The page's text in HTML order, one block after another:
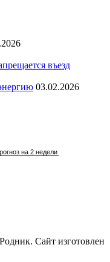
въезд
03.02.2026
Сайт изготовлен